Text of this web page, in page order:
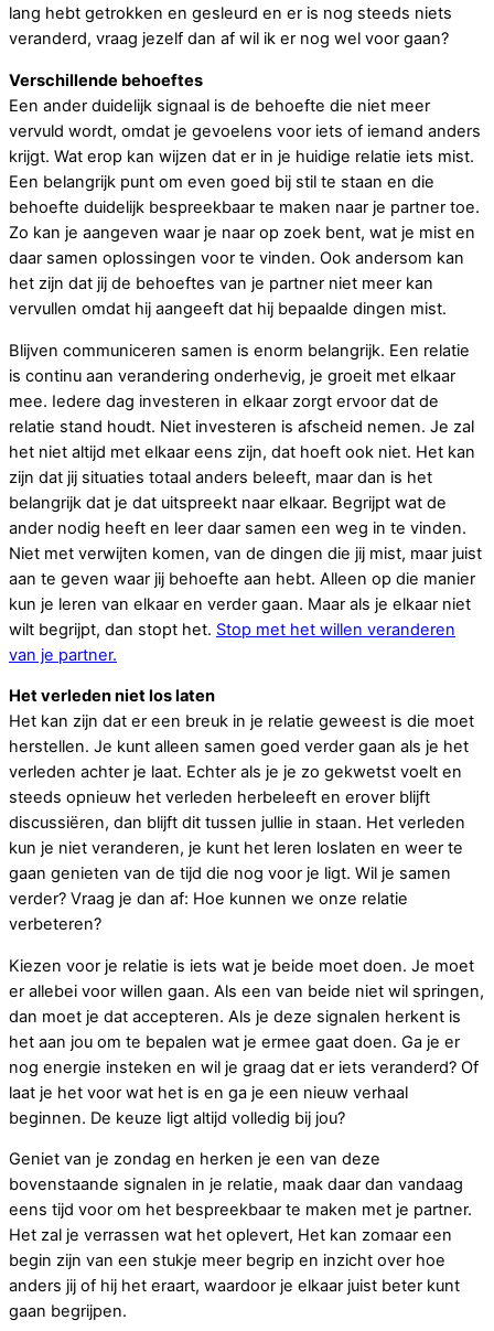
lang hebt getrokken en gesleurd en er is nog steeds niets
veranderd, vraag jezelf dan af wil ik er nog wel voor gaan?
Verschillende behoeftes
Een ander duidelijk signaal is de behoefte die niet meer
vervuld wordt, omdat je gevoelens voor iets of iemand anders
krijgt. Wat erop kan wijzen dat er in je huidige relatie iets mist.
Een belangrijk punt om even goed bij stil te staan en die
behoefte duidelijk bespreekbaar te maken naar je partner toe.
Zo kan je aangeven waar je naar op zoek bent, wat je mist en
daar samen oplossingen voor te vinden. Ook andersom kan
het zijn dat jij de behoeftes van je partner niet meer kan
vervullen omdat hij aangeeft dat hij bepaalde dingen mist.
Blijven communiceren samen is enorm belangrijk. Een relatie
is continu aan verandering onderhevig, je groeit met elkaar
mee. Iedere dag investeren in elkaar zorgt ervoor dat de
relatie stand houdt. Niet investeren is afscheid nemen. Je zal
het niet altijd met elkaar eens zijn, dat hoeft ook niet. Het kan
zijn dat jij situaties totaal anders beleeft, maar dan is het
belangrijk dat je dat uitspreekt naar elkaar. Begrijpt wat de
ander nodig heeft en leer daar samen een weg in te vinden.
Niet met verwijten komen, van de dingen die jij mist, maar juist
aan te geven waar jij behoefte aan hebt. Alleen op die manier
kun je leren van elkaar en verder gaan. Maar als je elkaar niet
wilt begrijpt, dan stopt het. Stop met het willen veranderen
van je partner.
Het verleden niet los laten
Het kan zijn dat er een breuk in je relatie geweest is die moet
herstellen. Je kunt alleen samen goed verder gaan als je het
verleden achter je laat. Echter als je je zo gekwetst voelt en
steeds opnieuw het verleden herbeleeft en erover blijft
discussiëren, dan blijft dit tussen jullie in staan. Het verleden
kun je niet veranderen, je kunt het leren loslaten en weer te
gaan genieten van de tijd die nog voor je ligt. Wil je samen
verder? Vraag je dan af: Hoe kunnen we onze relatie
verbeteren?
Kiezen voor je relatie is iets wat je beide moet doen. Je moet
er allebei voor willen gaan. Als een van beide niet wil springen,
dan moet je dat accepteren. Als je deze signalen herkent is
het aan jou om te bepalen wat je ermee gaat doen. Ga je er
nog energie insteken en wil je graag dat er iets veranderd? Of
laat je het voor wat het is en ga je een nieuw verhaal
beginnen. De keuze ligt altijd volledig bij jou?
Geniet van je zondag en herken je een van deze
bovenstaande signalen in je relatie, maak daar dan vandaag
eens tijd voor om het bespreekbaar te maken met je partner.
Het zal je verrassen wat het oplevert, Het kan zomaar een
begin zijn van een stukje meer begrip en inzicht over hoe
anders jij of hij het eraart, waardoor je elkaar juist beter kunt
gaan begrijpen.